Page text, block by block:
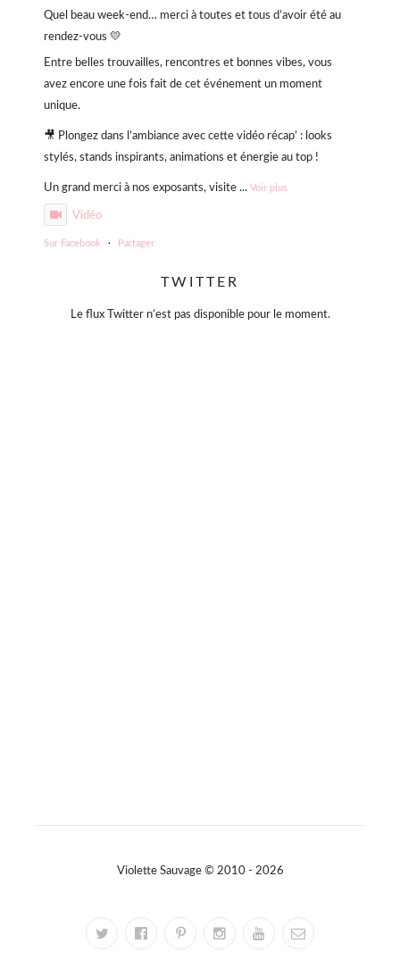
Quel beau week-end… merci à toutes et tous d’avoir été au
rendez-vous 💛
Entre belles trouvailles, rencontres et bonnes vibes, vous
avez encore une fois fait de cet événement un moment
unique.
🎥 Plongez dans l’ambiance avec cette vidéo récap’ : looks
stylés, stands inspirants, animations et énergie au top !
Un grand merci à nos exposants, visite ... Voir plus
Vidéo
Sur Facebook · Partager
4 mois il y a
TWITTER
Le flux Twitter n’est pas disponible pour le moment.
Violette Sauvage © 2010 - 2026